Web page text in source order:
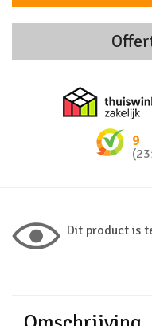
9
Dit product is